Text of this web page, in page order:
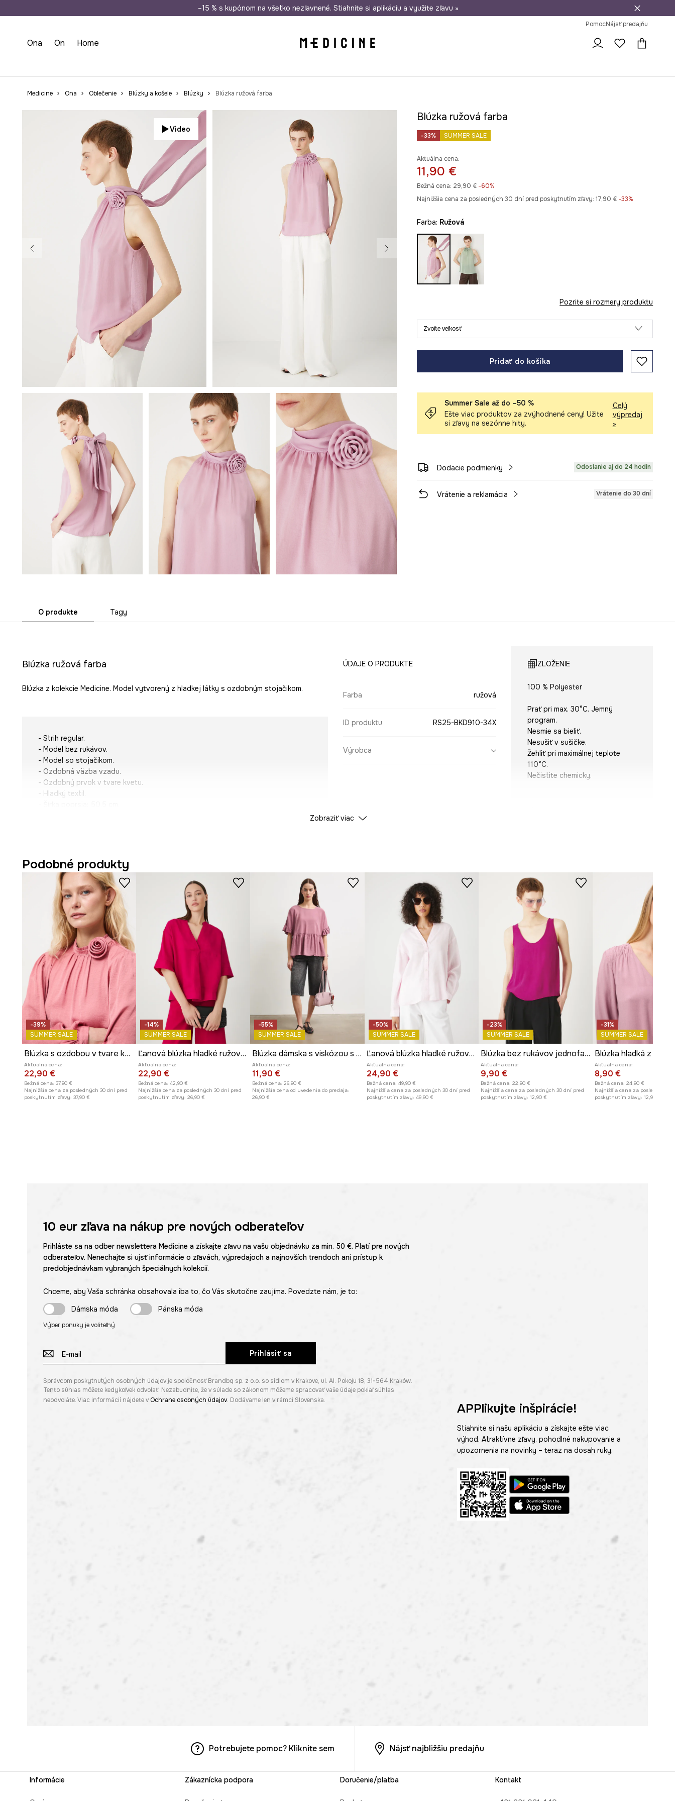
Doprava zadarmo od 50 € Odoslanie aj do 24 hodín 30 dní na vrátenie tovaru
–15 % s kupónom na všetko nezľavnené. Stiahnite si aplikáciu a využite zľavu »
PomocNájsť predajňu
Ona On Home
Medicine Ona Oblečenie Blúzky a košele Blúzky Blúzka ružová farba
Video
Blúzka ružová farba
-33% SUMMER SALE
Aktuálna cena:
11,90 €
Bežná cena: 29,90 €-60%
Najnižšia cena za posledných 30 dní pred poskytnutím zľavy: 17,90 € -33%
Farba: ružová
Pozrite si rozmery produktu
Zvoľte veľkosť
Pridať do košíka
Summer Sale až do –50 %
Ešte viac produktov za zvýhodnené ceny! Užite
si zľavy na sezónne hity.
Celý
výpredaj
»
Dodacie podmienky Odoslanie aj do 24 hodín
Vrátenie a reklamácia Vrátenie do 30 dní
O produkte Tagy
Blúzka ružová farba
Blúzka z kolekcie Medicine. Model vytvorený z hladkej látky s ozdobným stojačikom.
- Strih regular.
- Model bez rukávov.
- Model so stojačikom.
- Ozdobná väzba vzadu.
- Ozdobný prvok v tvare kvetu.
- Hladký textil.
ÚDAJE O PRODUKTE
Farba ružová
ID produktu RS25-BKD910-34X
Výrobca
ZLOŽENIE
100 % Polyester
Prať pri max. 30°C. Jemný
program.
Nesmie sa bieliť.
Nesušiť v sušičke.
Žehliť pri maximálnej teplote
110°C.
Nečistite chemicky.
ROZMERY
Pozrite si rozmery produktu
Zobraziť viac
Podobné produkty
-39%
SUMMER SALE
Blúzka s ozdobou v tvare kvetu
Aktuálna cena:
22,90 €
Bežná cena: 37,90 €
Najnižšia cena za posledných 30 dní pred
poskytnutím zľavy: 37,90 €
-14%
SUMMER SALE
Ľanová blúzka hladké ružová farba
Aktuálna cena:
22,90 €
Bežná cena: 42,90 €
Najnižšia cena za posledných 30 dní pred
poskytnutím zľavy: 26,90 €
-55%
SUMMER SALE
Blúzka dámska s viskózou s volánikmi
Aktuálna cena:
11,90 €
Bežná cena: 26,90 €
Najnižšia cena od uvedenia do predaja:
26,90 €
-50%
SUMMER SALE
Ľanová blúzka hladké ružová farba
Aktuálna cena:
24,90 €
Bežná cena: 49,90 €
Najnižšia cena za posledných 30 dní pred
poskytnutím zľavy: 49,90 €
-23%
SUMMER SALE
Blúzka bez rukávov jednofarebná
Aktuálna cena:
9,90 €
Bežná cena: 22,90 €
Najnižšia cena za posledných 30 dní pred
poskytnutím zľavy: 12,90 €
-31%
SUMMER SALE
Blúzka hladká z
Aktuálna cena:
8,90 €
Bežná cena: 24,90 €
Najnižšia cena za posledných
poskytnutím zľavy: 12,90 €
10 eurzľava na nákup pre nových odberateľov
Prihláste sa na odber newslettera Medicine a získajte zľavu na vašu objednávku za min. 50 €. Platí pre nových
odberateľov. Nenechajte si ujsť informácie o zľavách, výpredajoch a najnovších trendoch ani prístup k
predobjednávkam vybraných špeciálnych kolekcií.
Chceme, aby Vaša schránka obsahovala iba to, čo Vás skutočne zaujíma. Povedzte nám, je to:
Dámska móda
Pánska móda
Výber ponuky je voliteľný
Prihlásiť sa
Správcom poskytnutých osobných údajov je spoločnosť Brandbq sp. z o.o. so sídlom v Krakove, ul. Al. Pokoju 18, 31-564 Kraków.
Tento súhlas môžete kedykoľvek odvolať. Nezabudnite, že v súlade so zákonom môžeme spracovať vaše údaje pokiaľ súhlas
neodvoláte. Viac informácií nájdete v Ochrane osobných údajov. Dodávame len v rámci Slovenska.
APPlikujte inšpirácie!
Stiahnite si našu aplikáciu a získajte ešte viac
výhod. Atraktívne zľavy, pohodlné nakupovanie a
upozornenia na novinky – teraz na dosah ruky.
Potrebujete pomoc? Kliknite sem Nájsť najbližšiu predajňu
Informácie Zákaznícka podpora Doručenie/platba Kontakt